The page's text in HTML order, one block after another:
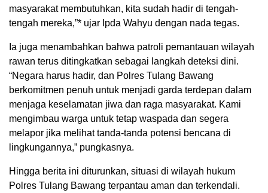
masyarakat membutuhkan, kita sudah hadir di tengah-
tengah mereka,”* ujar Ipda Wahyu dengan nada tegas.
Ia juga menambahkan bahwa patroli pemantauan wilayah
rawan terus ditingkatkan sebagai langkah deteksi dini.
“Negara harus hadir, dan Polres Tulang Bawang
berkomitmen penuh untuk menjadi garda terdepan dalam
menjaga keselamatan jiwa dan raga masyarakat. Kami
mengimbau warga untuk tetap waspada dan segera
melapor jika melihat tanda-tanda potensi bencana di
lingkungannya,” pungkasnya.
Hingga berita ini diturunkan, situasi di wilayah hukum
Polres Tulang Bawang terpantau aman dan terkendali.